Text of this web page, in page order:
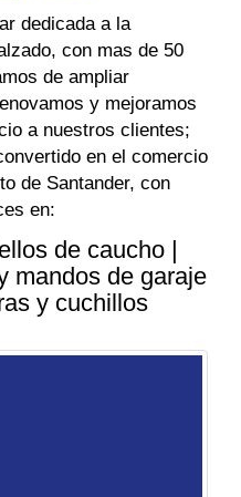
dedicada a la
con mas de 50
de ampliar
y mejoramos
a nuestros clientes;
en el comercio
de Santander, con
en:
de caucho |
mandos de garaje
y cuchillos